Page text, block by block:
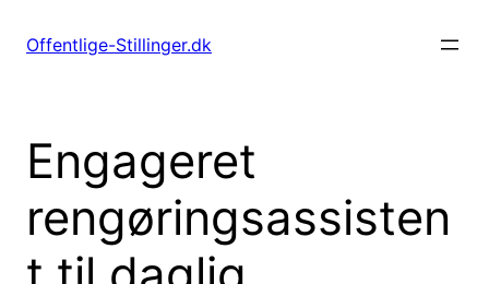
Offentlige-Stillinger.dk
Engageret
rengøringsassisten